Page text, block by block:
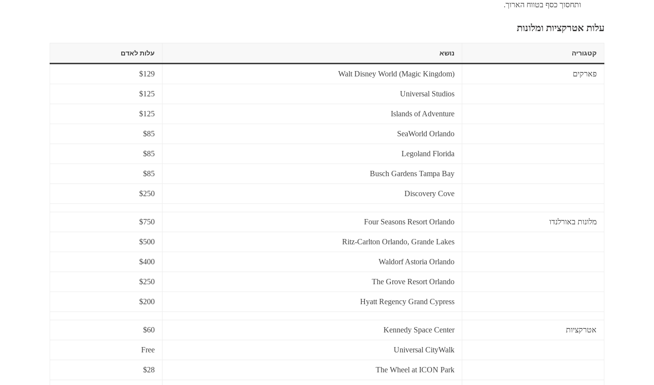
ותחסוך כסף בטווח הארוך.
עלות אטרקציות ומלונות
קטגוריה נושא עלות לאדם
פארקים Walt Disney World (Magic Kingdom)
$129
Universal Studios
$125
Islands of Adventure
$125
SeaWorld Orlando
$85
Legoland Florida
$85
Busch Gardens Tampa Bay
$85
Discovery Cove
$250
מלונות באורלנדו Four Seasons Resort Orlando
$750
Ritz-Carlton Orlando, Grande Lakes
$500
Waldorf Astoria Orlando
$400
The Grove Resort Orlando
$250
Hyatt Regency Grand Cypress
$200
אטרקציות Kennedy Space Center
$60
Universal CityWalk
Free
The Wheel at ICON Park
$28